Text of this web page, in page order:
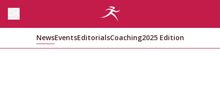
NewsEventsEditorialsCoaching2025 Edition